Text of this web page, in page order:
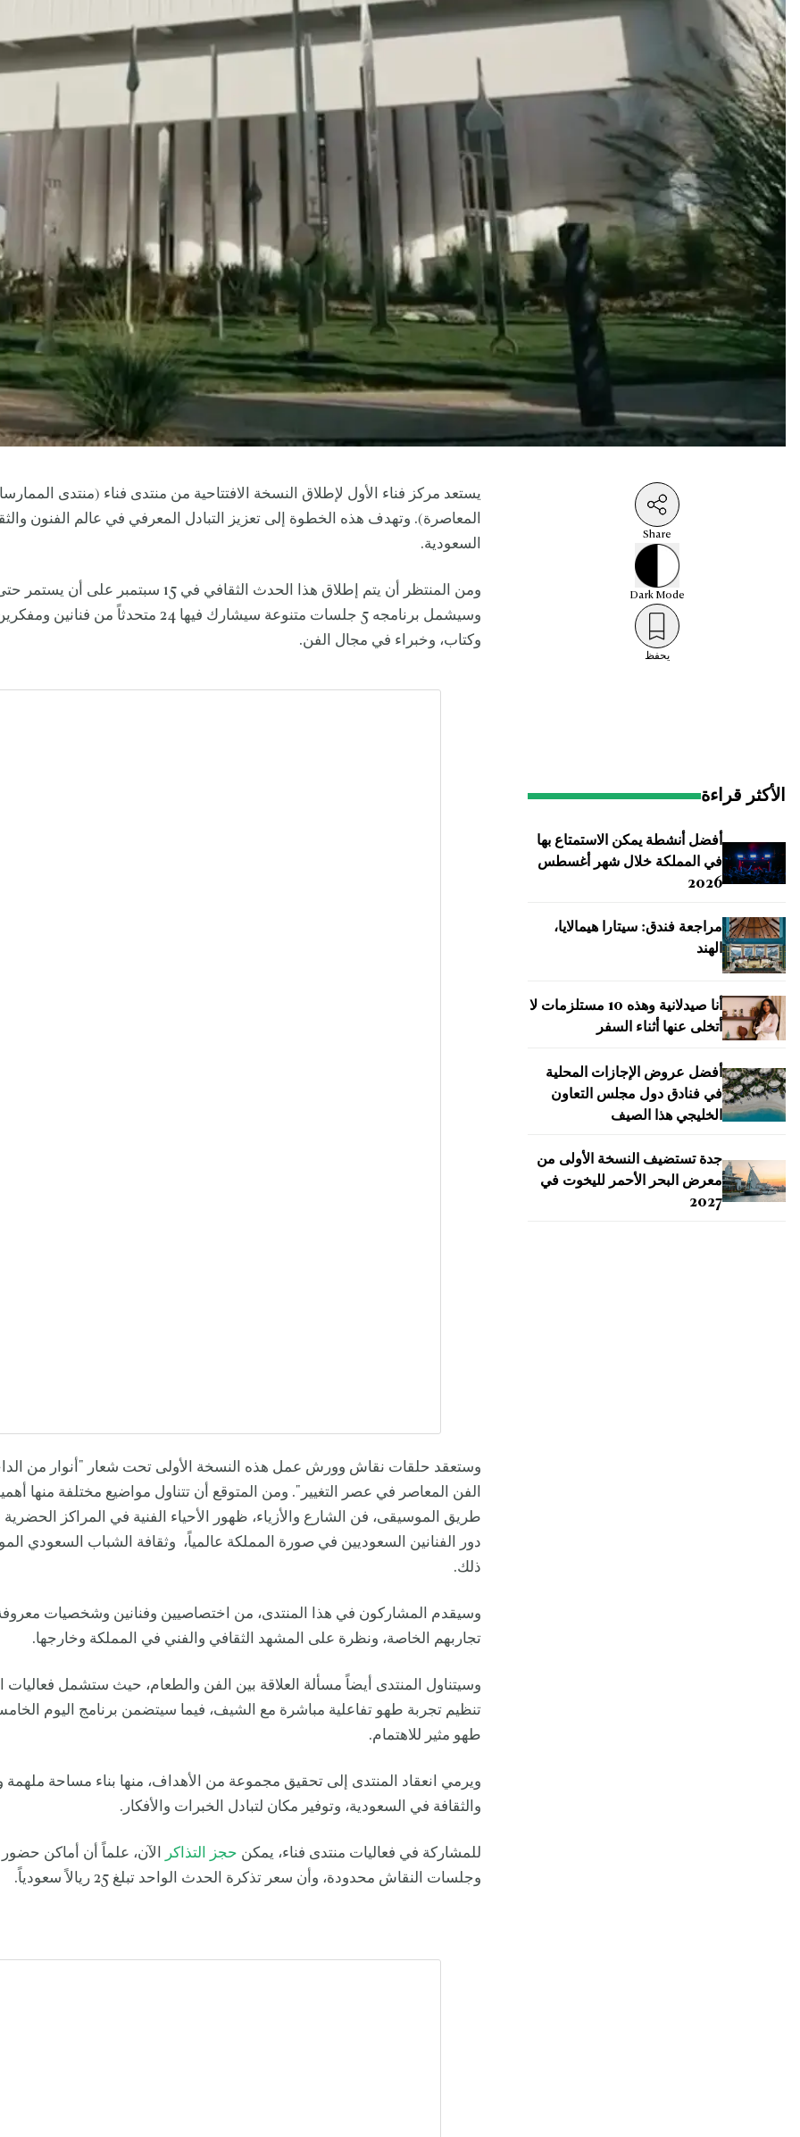
Share
DarkMode
يحفظ
الأكثر قراءة
أفضل أنشطة يمكن الاستمتاع بها
في المملكة خلال شهر أغسطس
2026
مراجعة فندق: سيتارا هيمالايا،
الهند
أنا صيدلانية وهذه 10 مستلزمات لا
أتخلى عنها أثناء السفر
أفضل عروض الإجازات المحلية
في فنادق دول مجلس التعاون
الخليجي هذا الصيف
جدة تستضيف النسخة الأولى من
معرض البحر الأحمر لليخوت في
2027
يستعد مركز فناء الأول لإطلاق النسخة الافتتاحية من منتدى فناء (منتدى
المعاصرة). وتهدف هذه الخطوة إلى تعزيز التبادل المعرفي في عالم الفنون
السعودية.
وسيشمل برنامجه 5 جلسات متنوعة سيشارك فيها 24 متحدثاً من
وكتاب، وخبراء في مجال الفن.
وستعقد حلقات نقاش وورش عمل هذه النسخة الأولى تحت شعار "أنوار من
الفن المعاصر في عصر التغيير". ومن المتوقع أن تتناول مواضيع مختلفة منها
طريق الموسيقى، فن الشارع والأزياء، ظهور الأحياء الفنية في المراكز الحضرية
دور الفنانين السعوديين في صورة المملكة عالمياً، وثقافة الشباب السعودي
ذلك.
وسيقدم المشاركون في هذا المنتدى، من اختصاصيين وفنانين وشخصيات
تجاربهم الخاصة، ونظرة على المشهد الثقافي والفني في المملكة وخارجها.
وسيتناول المنتدى أيضاً مسألة العلاقة بين الفن والطعام، حيث ستشمل فعاليات
تنظيم تجربة طهو تفاعلية مباشرة مع الشيف، فيما سيتضمن برنامج اليوم
طهو مثير للاهتمام.
ويرمي انعقاد المنتدى إلى تحقيق مجموعة من الأهداف، منها بناء مساحة ملهمة
والثقافة في السعودية، وتوفير مكان لتبادل الخبرات والأفكار.
للمشاركة في فعاليات منتدى فناء، يمكن حجز التذاكر
الآن، علماً أن أماكن حضور
وجلسات النقاش محدودة، وأن سعر تذكرة الحدث الواحد تبلغ 25 ريالاً سعودياً.